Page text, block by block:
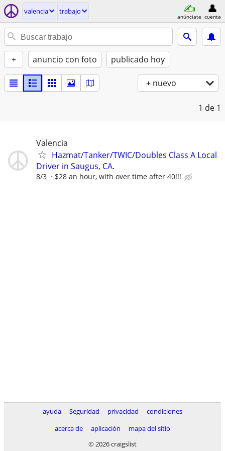
valencia trabajo
anúnciate cuenta
+ anuncio con foto publicado hoy
+ nuevo
1 de 1
Valencia
Hazmat/Tanker/TWIC/Doubles Class A Local
Driver in Saugus, CA.
8/3 $28 an hour, with over time after 40!!!
ayuda Seguridad privacidad
condiciones
acerca de
aplicación
mapa del sitio
© 2026 craigslist